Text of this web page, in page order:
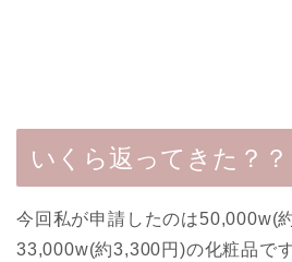
いくら返ってきた？？
今回私が申請したのは50,000w(
33,000w(約3,300円)の化粧品です